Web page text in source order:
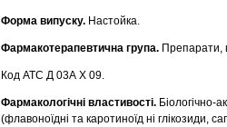
Форма випуску. Настойка.
Фармакотерапевтична група. Препарати,
Код АТС Д 03А Х 09.
Фармакологічні властивості. Біологічно-
(флавоноїдні та каротиноїд ні глікозиди,